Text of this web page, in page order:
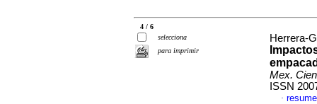
4 / 6
selecciona
para imprimir
Herrera-
Mex.
ISSN
·